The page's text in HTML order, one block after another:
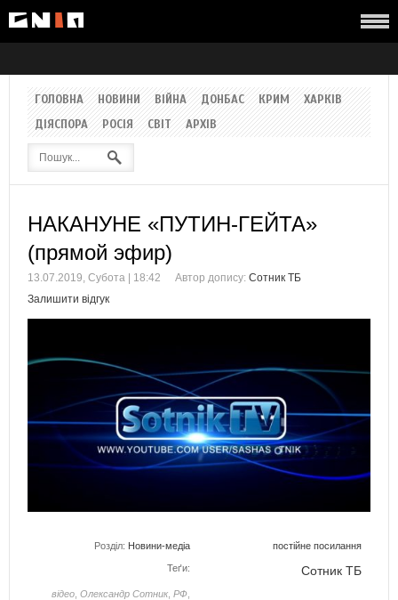
ГОЛОВНА НОВИНИ ВІЙНА ДОНБАС КРИМ
ХАРКІВ
ДІЯСПОРА
РОСІЯ СВІТ АРХІВ
НАКАНУНЕ «ПУТИН-ГЕЙТА»
(прямой эфир)
13.07.2019, Субота | 18:42 Автор допису: Сотник ТБ
Залишити відгук
Розділ: Новини-медіа постійне посилання
Теґи:
відео Олександр Сотник РФ
Сотник ТБ